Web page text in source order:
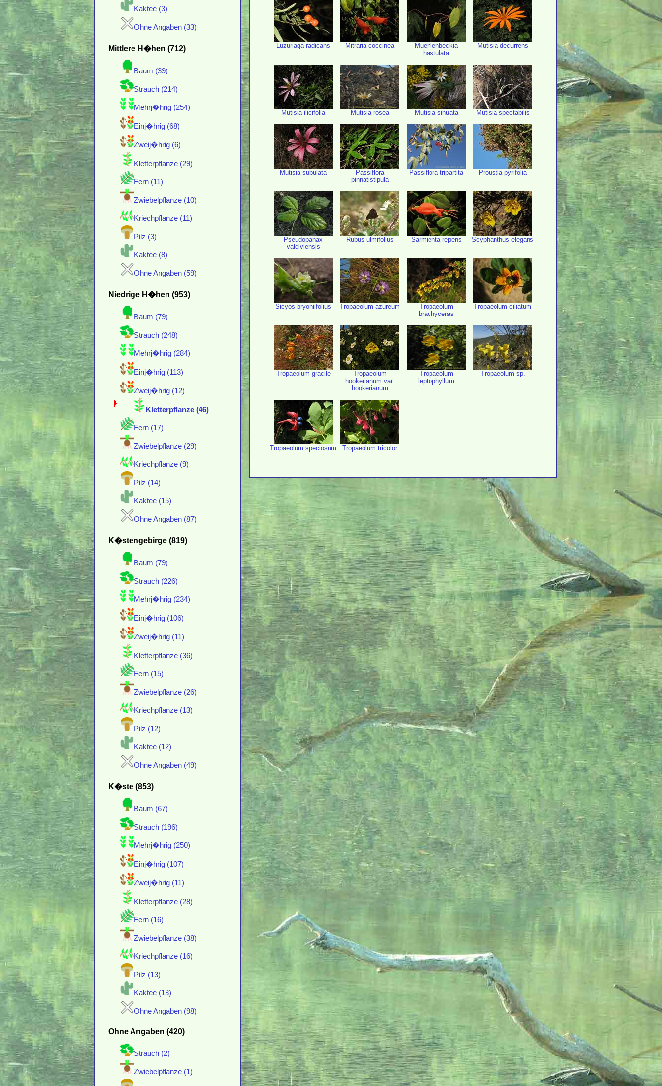
Kaktee (3)
Ohne Angaben (33)
Mittlere H�hen (712)
Baum (39)
Strauch (214)
Mehrj�hrig (254)
Einj�hrig (68)
Zweij�hrig (6)
Kletterpflanze (29)
Fern (11)
Zwiebelpflanze (10)
Kriechpflanze (11)
Pilz (3)
Kaktee (8)
Ohne Angaben (59)
Niedrige H�hen (953)
Baum (79)
Strauch (248)
Mehrj�hrig (284)
Einj�hrig (113)
Zweij�hrig (12)
Kletterpflanze (46)
Fern (17)
Zwiebelpflanze (29)
Kriechpflanze (9)
Pilz (14)
Kaktee (15)
Ohne Angaben (87)
K�stengebirge (819)
Baum (79)
Strauch (226)
Mehrj�hrig (234)
Einj�hrig (106)
Zweij�hrig (11)
Kletterpflanze (36)
Fern (15)
Zwiebelpflanze (26)
Kriechpflanze (13)
Pilz (12)
Kaktee (12)
Ohne Angaben (49)
K�ste (853)
Baum (67)
Strauch (196)
Mehrj�hrig (250)
Einj�hrig (107)
Zweij�hrig (11)
Kletterpflanze (28)
Fern (16)
Zwiebelpflanze (38)
Kriechpflanze (16)
Pilz (13)
Kaktee (13)
Ohne Angaben (98)
Ohne Angaben (420)
Strauch (2)
Zwiebelpflanze (1)
Luzuriaga radicans Mitraria coccinea
Muehlenbeckia
hastulata
Mutisia decurrens
Mutisia ilicifolia Mutisia rosea Mutisia sinuata Mutisia spectabilis
Mutisia subulata
Passiflora
pinnatistipula
Passiflora tripartita Proustia pyrifolia
Pseudopanax
valdiviensis
Rubus ulmifolius Sarmienta repens Scyphanthus elegans
Sicyos bryoniifolius Tropaeolum azureum
Tropaeolum
brachyceras
Tropaeolum ciliatum
Tropaeolum gracile
Tropaeolum
hookerianum var.
hookerianum
Tropaeolum
leptophyllum
Tropaeolum sp.
Tropaeolum speciosum Tropaeolum tricolor